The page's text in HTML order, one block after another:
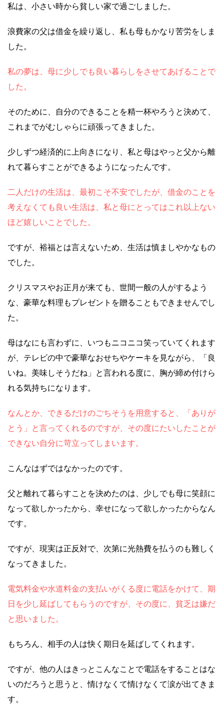
私は、小さい時から貧しい家で過ごしました。
浪費家の父は借金を繰り返し、私も母もかなり苦労をしま
した。
私の夢は、母に少しでも良い暮らしをさせてあげることで
した。
そのために、自分のできることを精一杯やろうと決めて、
これまでがむしゃらに頑張ってきました。
少しずつ経済的に上向きになり、私と母はやっと父から離
れて暮らすことができるようになったんです。
二人だけの生活は、最初こそ不安でしたが、借金のことを
考えなくても良い生活は、私と母にとってはこれ以上ない
ほど嬉しいことでした。
ですが、裕福とは言えないため、生活は慎ましやかなもの
でした。
クリスマスやお正月が来ても、世間一般の人がするよう
な、豪華な料理もプレゼントを贈ることもできませんでし
た。
母はなにも言わずに、いつもニコニコ笑っていてくれます
が、テレビの中で豪華なおせちやケーキを見ながら、「良
いね。美味しそうだね」と言われる度に、胸が締め付けら
れる気持ちになります。
なんとか、できるだけのごちそうを用意すると、「ありが
とう」と言ってくれるのですが、その度にたいしたことが
できない自分に苛立ってしまいます。
こんなはずではなかったのです。
父と離れて暮らすことを決めたのは、少しでも母に笑顔に
なって欲しかったから、幸せになって欲しかったからなん
です。
ですが、現実は正反対で、次第に光熱費を払うのも難しく
なってきました。
電気料金や水道料金の支払いがくる度に電話をかけて、期
日を少し延ばしてもらうのですが、その度に、貧乏は嫌だ
と思いました。
もちろん、相手の人は快く期日を延ばしてくれます。
ですが、他の人はきっとこんなことで電話をすることはな
いのだろうと思うと、情けなくて情けなくて涙が出てきま
す。